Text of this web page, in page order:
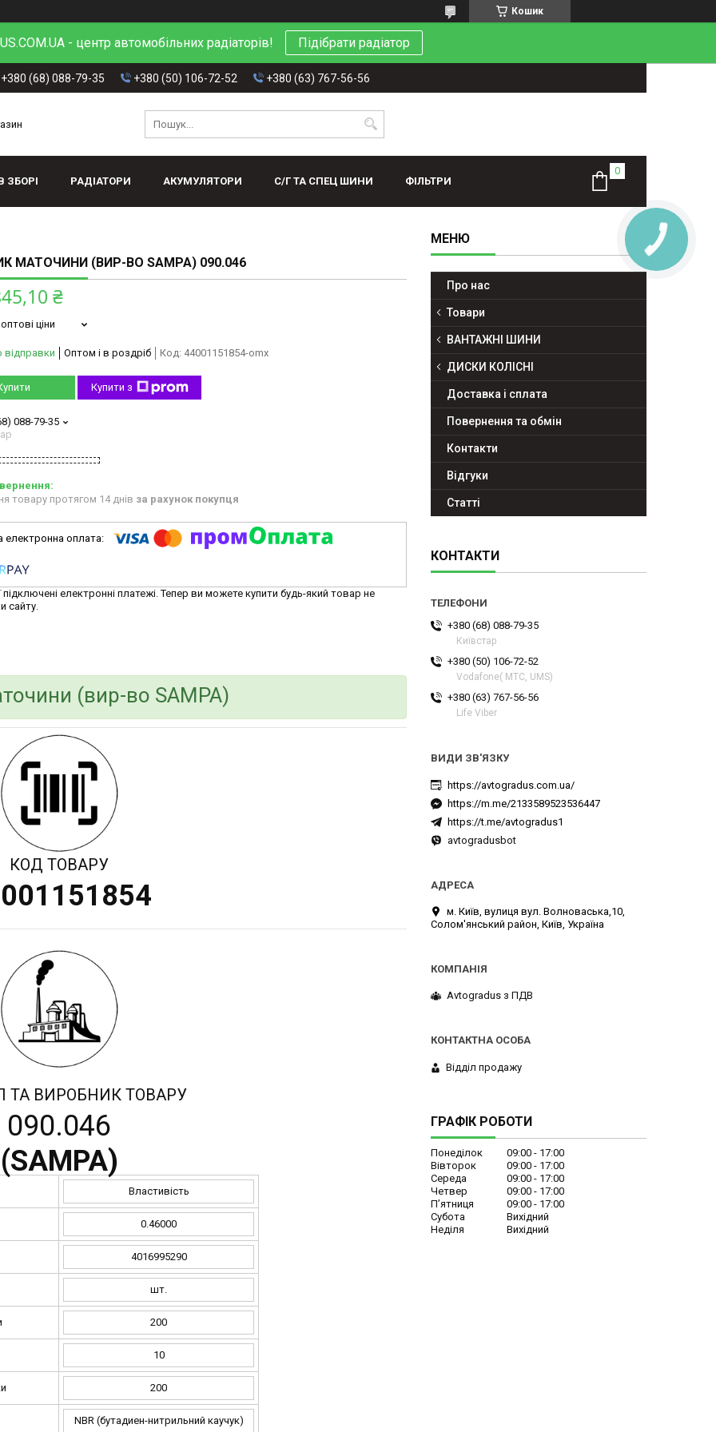
Кошик
- центр автомобільних радіаторів! Підібрати радіатор
+380 (68) 088-79-35 +380 (50) 106-72-52 +380 (63) 767-56-56
ЗБОРІ РАДІАТОРИ АКУМУЛЯТОРИ С/Г ТА СПЕЦ ШИНИ ФІЛЬТРИ
МАТОЧИНИ (ВИР-ВО SAMPA) 090.046
₴
ціни
Оптом і в роздріб Код: 44001151854-omx
Купити з
088-79-35
товару протягом 14 днів за рахунок покупця
підключені електронні платежі. Тепер ви можете купити будь-який товар не
сайту.
(вир-во SAMPA)
КОД ТОВАРУ
ТА ВИРОБНИК ТОВАРУ
090.046
(SAMPA)
Властивість
0.46000
4016995290
шт.
200
10
200
NBR (бутадиен-нитрильний каучук)
Про нас
Товари
ВАНТАЖНІ ШИНИ
ДИСКИ КОЛІСНІ
Доставка і сплата
Повернення та обмін
Контакти
Відгуки
Статті
КОНТАКТИ
+380 (68) 088-79-35
Київстар
+380 (50) 106-72-52
Vodafone( МТС, UMS)
+380 (63) 767-56-56
Life Viber
https://avtogradus.com.ua/
https://m.me/2133589523536447
https://t.me/avtogradus1
avtogradusbot
м. Київ, вулиця вул. Волноваська,10,
Солом'янський район, Київ, Україна
Avtogradus з ПДВ
Відділ продажу
ГРАФІК РОБОТИ
Понеділок 09:00
17:00
Вівторок
09:00
17:00
Середа
09:00
17:00
Четвер
09:00
17:00
Пʼятниця
09:00
17:00
Субота
Вихідний
Неділя
Вихідний